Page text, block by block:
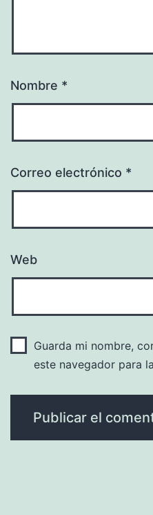
Nombre *
Correo electrónico *
Web
Guarda mi nombre,
este navegador para